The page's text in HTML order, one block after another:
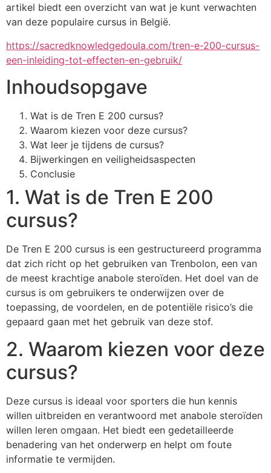
artikel biedt een overzicht van wat je kunt verwachten
van deze populaire cursus in België.
https://sacredknowledgedoula.com/tren-e-200-cursus-
een-inleiding-tot-effecten-en-gebruik/
Inhoudsopgave
Wat is de Tren E 200 cursus?
Waarom kiezen voor deze cursus?
Wat leer je tijdens de cursus?
Bijwerkingen en veiligheidsaspecten
Conclusie
1. Wat is de Tren E 200
cursus?
De Tren E 200 cursus is een gestructureerd programma
dat zich richt op het gebruiken van Trenbolon, een van
de meest krachtige anabole steroïden. Het doel van de
cursus is om gebruikers te onderwijzen over de
toepassing, de voordelen, en de potentiële risico’s die
gepaard gaan met het gebruik van deze stof.
2. Waarom kiezen voor deze
cursus?
Deze cursus is ideaal voor sporters die hun kennis
willen uitbreiden en verantwoord met anabole steroïden
willen leren omgaan. Het biedt een gedetailleerde
benadering van het onderwerp en helpt om foute
informatie te vermijden.